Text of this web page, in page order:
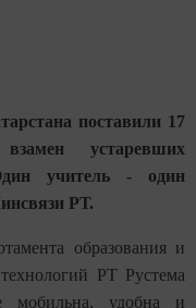
поставили 17
устаревших
учитель - один
РТ.
образования и
РТ Рустема
мобильна, удобна и